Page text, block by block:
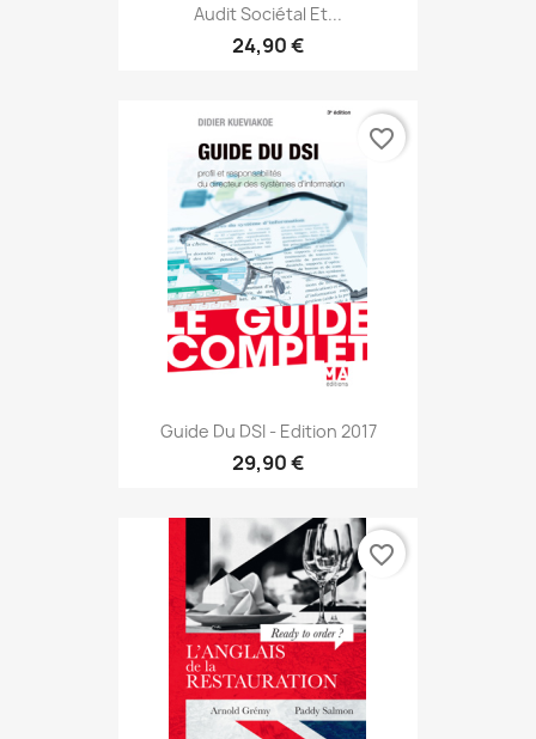
Audit Sociétal Et...
24,90 €
Guide Du DSI - Edition 2017
29,90 €
favorite_border
favorite_border